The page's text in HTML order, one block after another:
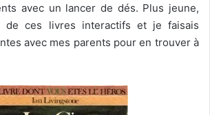
avec un lancer de dés. Plus jeune,
de ces livres interactifs et je faisais
avec mes parents pour en trouver à